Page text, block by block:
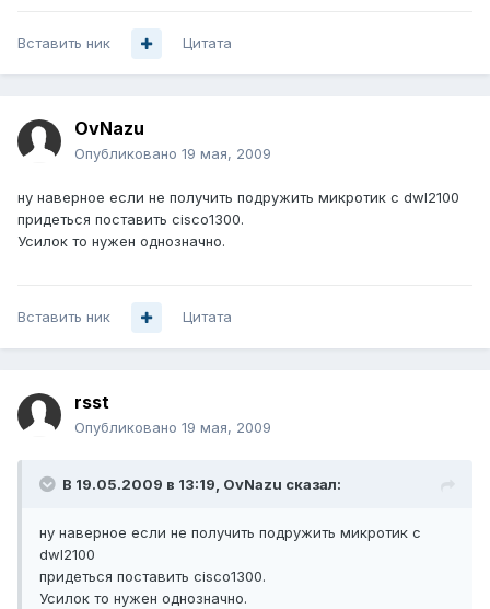
Вставить ник Цитата
OvNazu
Опубликовано 19 мая, 2009
ну наверное если не получить подружить микротик с dwl2100
придеться поставить cisco1300.
Усилок то нужен однозначно.
Вставить ник Цитата
rsst
Опубликовано 19 мая, 2009
В 19.05.2009 в 13:19, OvNazu сказал:
ну наверное если не получить подружить микротик с
dwl2100
придеться поставить cisco1300.
Усилок то нужен однозначно.